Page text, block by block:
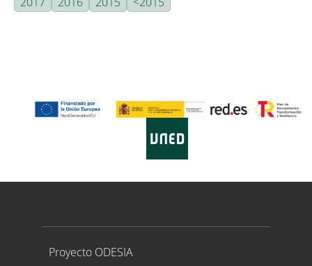
Proyecto ODESIA
Proyecto ODESIA